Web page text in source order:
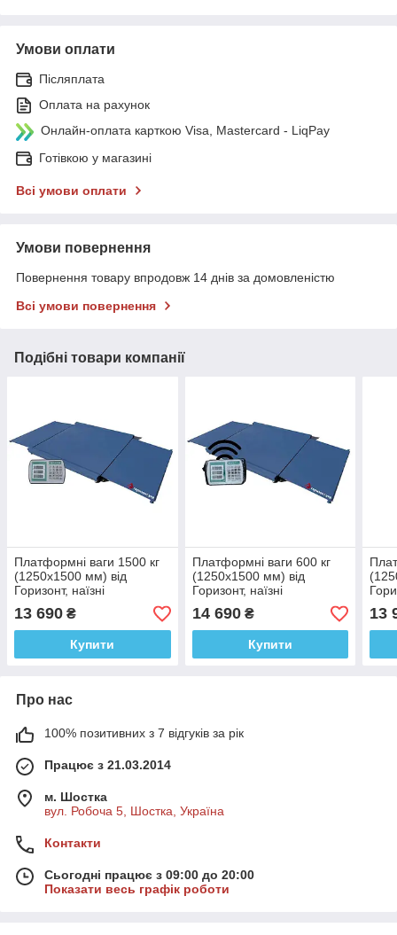
Умови оплати
Післяплата
Оплата на рахунок
Онлайн-оплата карткою Visa, Mastercard - LiqPay
Готівкою у магазині
Всі умови оплати
Умови повернення
Повернення товару впродовж 14 днів за домовленістю
Всі умови повернення
Подібні товари компанії
Платформні ваги 1500 кг
(1250х1500 мм) від
Горизонт, наїзні
низькопрофільні, з
розбірними пандусами
13 690 ₴
Купити
Платформні ваги 600 кг
(1250х1500 мм) від
Горизонт, наїзні
низькопрофільні, з
розбірними пандусами
14 690₴
Купити
13
Про нас
100% позитивних з 7 відгуків за рік
Працює з 21.03.2014
м. Шостка
вул. Робоча 5, Шостка, Україна
Контакти
Сьогодні працює з 09:00 до 20:00
Показати весь графік роботи